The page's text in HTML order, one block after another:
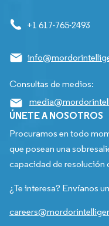
+1 617-765-2493
Consultas de medios:
ÚNETE A NOSOTROS
Procuramos en todo
que posean una
capacidad de resolución
¿Te interesa? Envíanos